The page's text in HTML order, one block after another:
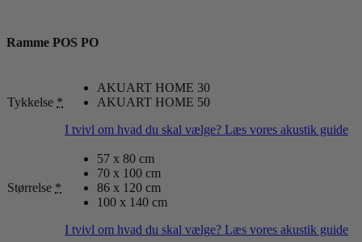
Ramme POS PO
Tykkelse *
AKUART HOME 30
AKUART HOME 50
I tvivl om hvad du skal vælge? Læs vores akustik guide
Størrelse *
57 x 80 cm
70 x 100 cm
86 x 120 cm
100 x 140 cm
I tvivl om hvad du skal vælge? Læs vores akustik guide